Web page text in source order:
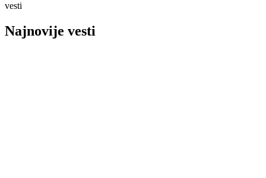
vesti
Najnovije vesti